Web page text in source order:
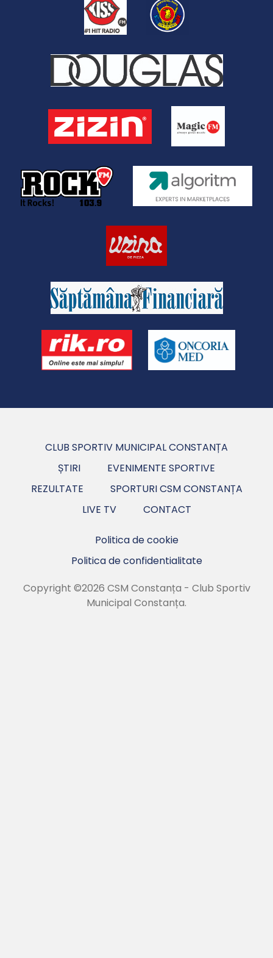
CLUB SPORTIV MUNICIPAL CONSTANȚA
ȘTIRI
EVENIMENTE SPORTIVE
REZULTATE
SPORTURI CSM CONSTANȚA
LIVE TV
CONTACT
Politica de cookie
Politica de confidentialitate
Copyright ©2026 CSM Constanța - Club Sportiv
Municipal Constanța.